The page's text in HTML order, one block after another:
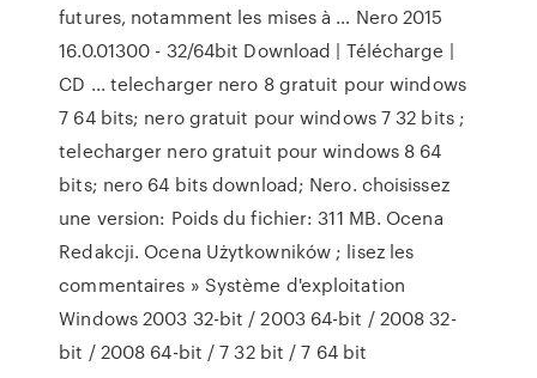
futures, notamment les mises à … Nero 2015
16.0.01300 - 32/64bit Download | Télécharge |
CD ... telecharger nero 8 gratuit pour windows
7 64 bits; nero gratuit pour windows 7 32 bits ;
telecharger nero gratuit pour windows 8 64
bits; nero 64 bits download; Nero. choisissez
une version: Poids du fichier: 311 MB. Ocena
Redakcji. Ocena Użytkowników ; lisez les
commentaires » Système d'exploitation
Windows 2003 32-bit / 2003 64-bit / 2008 32-
bit / 2008 64-bit / 7 32 bit / 7 64 bit